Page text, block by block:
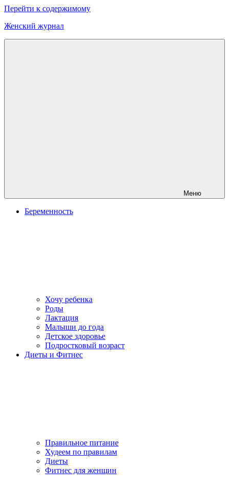
Перейти к содержимому
Женский журнал
Меню
Беременность
Хочу ребенка
Роды
Лактация
Малыши до года
Детское здоровье
Подростковый возраст
Диеты и Фитнес
Правильное питание
Худеем по правилам
Диеты
Фитнес для женщин